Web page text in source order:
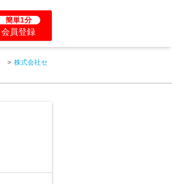
簡単1分
会員登録
株式会社セ